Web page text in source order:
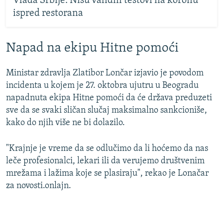
ispred restorana
Napad na ekipu Hitne pomoći
Ministar zdravlja Zlatibor Lončar izjavio je povodom
incidenta u kojem je 27. oktobra ujutru u Beogradu
napadnuta ekipa Hitne pomoći da će država preduzeti
sve da se svaki sličan slučaj maksimalno sankcioniše,
kako do njih više ne bi dolazilo.
"Krajnje je vreme da se odlučimo da li hoćemo da nas
leče profesionalci, lekari ili da verujemo društvenim
mrežama i lažima koje se plasiraju", rekao je Lonačar
za novosti.onlajn.